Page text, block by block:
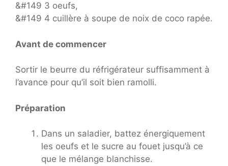
&#149 3 oeufs,
&#149 4 cuillère à soupe de noix de coco rapée.
Avant de commencer
Sortir le beurre du réfrigérateur suffisamment à
l’avance pour qu’il soit bien ramolli.
Préparation
Dans un saladier, battez énergiquement
les oeufs et le sucre au fouet jusqu’à ce
que le mélange blanchisse.